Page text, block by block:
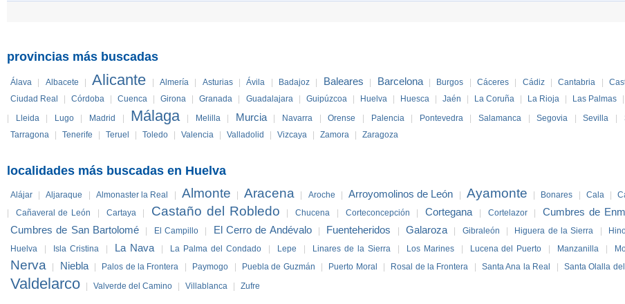
provincias más buscadas
Álava Albacete Alicante Almería Asturias Ávila Badajoz Baleares Barcelona Burgos Cáceres Cádiz Cantabria
Ciudad Real
Córdoba Cuenca Girona Granada Guadalajara Guipúzcoa Huelva Huesca Jaén La Coruña La Rioja Las Palmas
Lleida Lugo Madrid Málaga Melilla Murcia Navarra Orense Palencia Pontevedra Salamanca Segovia Sevilla
Tarragona
Tenerife Teruel Toledo Valencia Valladolid Vizcaya Zamora Zaragoza
localidades más buscadas en Huelva
Alájar Aljaraque Almonaster la Real Almonte Aracena Aroche Arroyomolinos de León Ayamonte Bonares Cala
Cañaveral de León Cartaya Castaño del Robledo Chucena Corteconcepción Cortegana Cortelazor Cumbres de
Cumbres de San Bartolomé El Campillo El Cerro de Andévalo Fuenteheridos Galaroza Gibraleón Higuera de la Sierra
Huelva
Isla Cristina La Nava La Palma del Condado Lepe Linares de la Sierra Los Marines Lucena del Puerto Manzanilla
Nerva Niebla Palos de la Frontera Paymogo Puebla de Guzmán Puerto Moral Rosal de la Frontera Santa Ana la Real Santa Olalla
Valdelarco Valverde del Camino Villablanca Zufre